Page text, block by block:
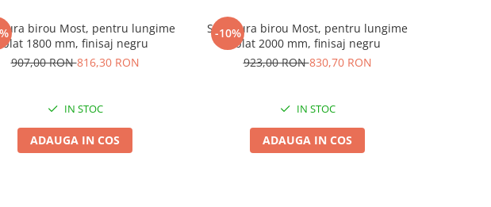
birou Most, pentru lungime
blat 1800 mm, finisaj negru
907,00 RON816,30 RON
IN STOC
ADAUGA IN COS
-10%
Structura birou Most, pentru lungime
blat 2000 mm, finisaj negru
923,00 RON830,70 RON
IN STOC
ADAUGA IN COS